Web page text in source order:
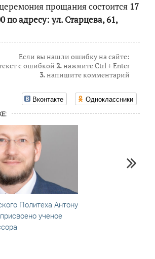
прощания состоится 17
по адресу: ул. Старцева, 61,
Если вы нашли ошибку на сайте:
с ошибкой 2.нажмите Ctrl + Enter
3.напишите комментарий
Вконтакте Одноклассники
Политеха Антону
ученое